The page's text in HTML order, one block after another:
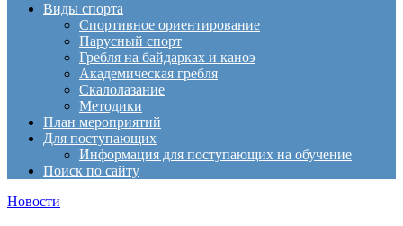
Виды спорта
Спортивное ориентирование
Парусный спорт
Гребля на байдарках и каноэ
Академическая гребля
Скалолазание
Методики
План мероприятий
Для поступающих
Информация для поступающих на обучение
Поиск по сайту
Новости